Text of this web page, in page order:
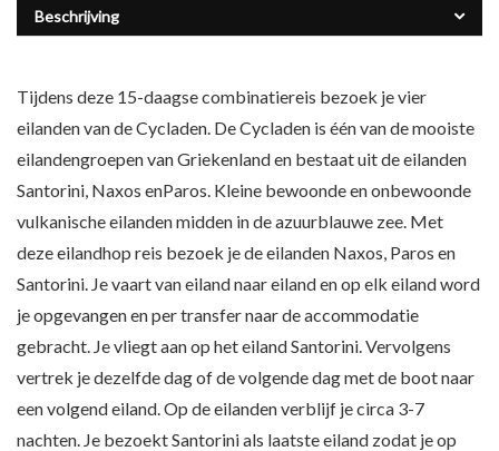
Beschrijving
Tijdens deze 15-daagse combinatiereis bezoek je vier
eilanden van de Cycladen. De Cycladen is één van de mooiste
eilandengroepen van Griekenland en bestaat uit de eilanden
Santorini, Naxos enParos. Kleine bewoonde en onbewoonde
vulkanische eilanden midden in de azuurblauwe zee. Met
deze eilandhop reis bezoek je de eilanden Naxos, Paros en
Santorini. Je vaart van eiland naar eiland en op elk eiland word
je opgevangen en per transfer naar de accommodatie
gebracht. Je vliegt aan op het eiland Santorini. Vervolgens
vertrek je dezelfde dag of de volgende dag met de boot naar
een volgend eiland. Op de eilanden verblijf je circa 3-7
nachten. Je bezoekt Santorini als laatste eiland zodat je op